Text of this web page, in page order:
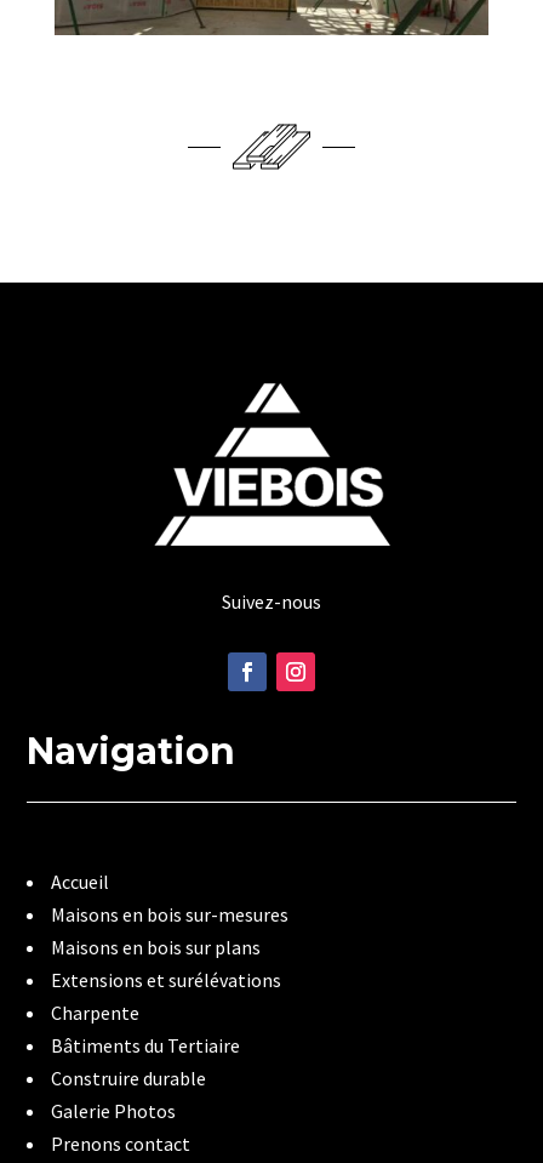
Suivez-nous
Navigation
Accueil
Maisons en bois sur-mesures
Maisons en bois sur plans
Extensions et surélévations
Charpente
Bâtiments du Tertiaire
Construire durable
Galerie Photos
Prenons contact